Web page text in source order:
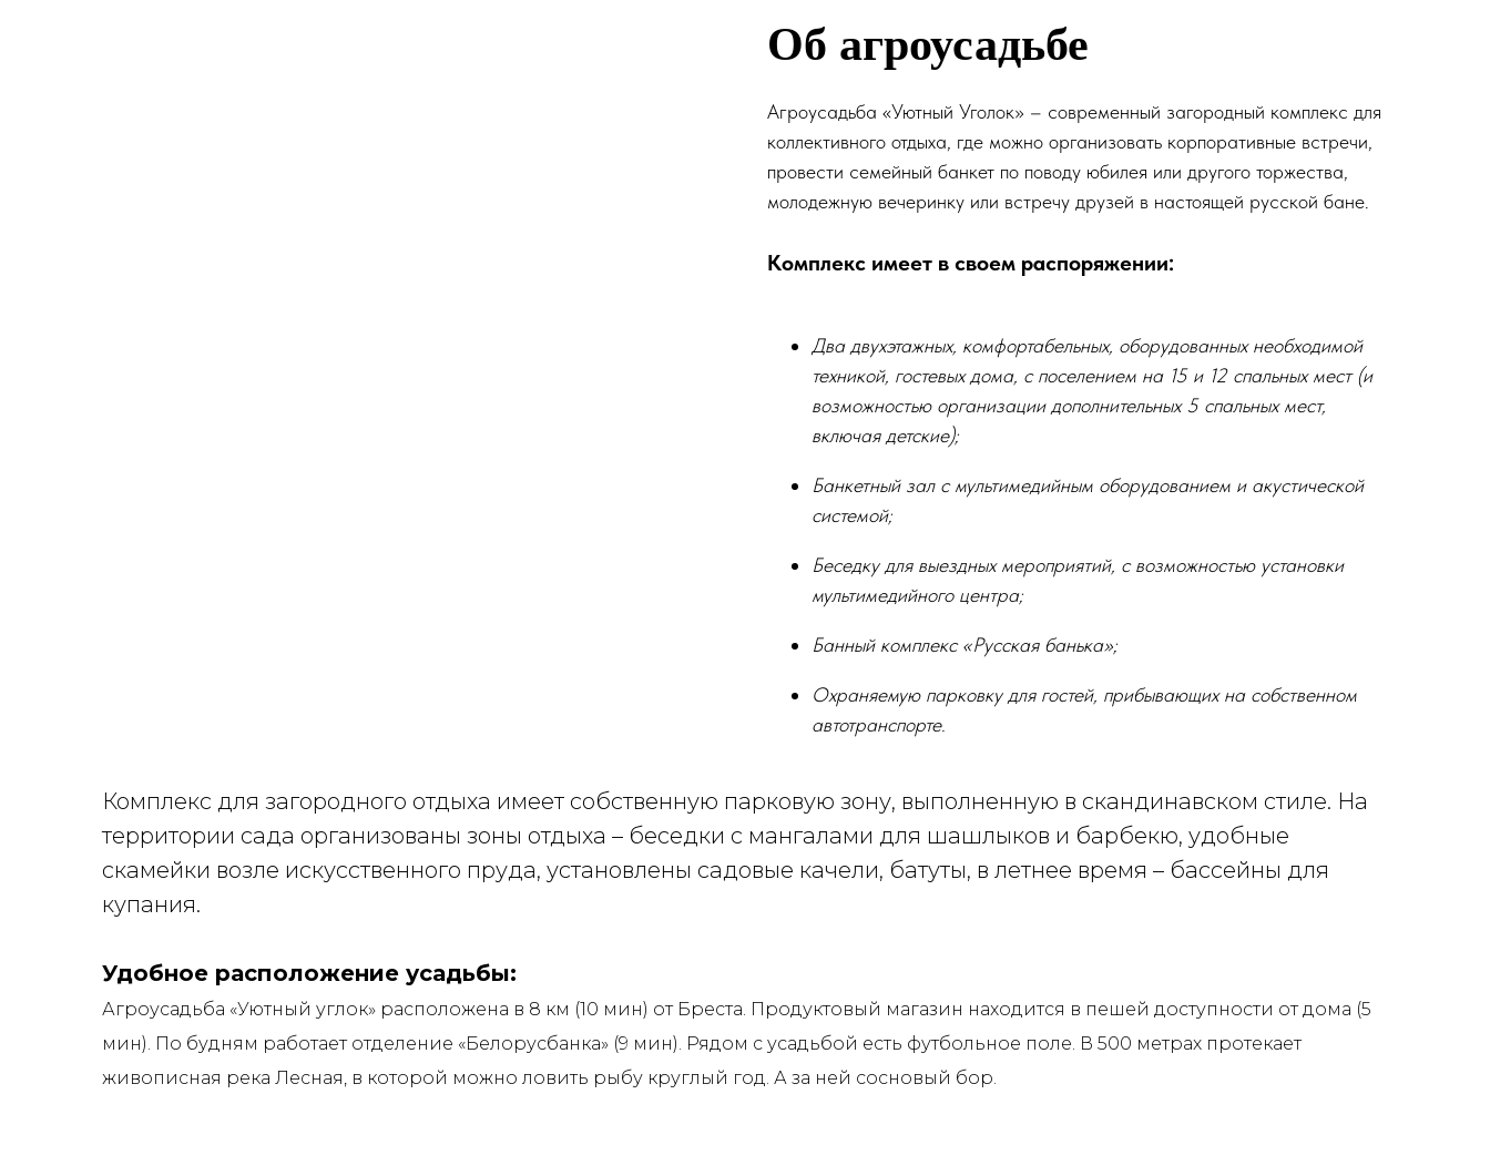
Об агроусадьбе
Агроусадьба «Уютный Уголок» – современный загородный комплекс для
коллективного отдыха, где можно организовать корпоративные встречи,
провести семейный банкет по поводу юбилея или другого торжества,
молодежную вечеринку или встречу друзей в настоящей русской бане.
Комплекс имеет в своем распоряжении:
Два двухэтажных, комфортабельных, оборудованных необходимой
техникой, гостевых дома, с поселением на 15 и 12 спальных мест (и
возможностью организации дополнительных 5 спальных мест,
включая детские);
Банкетный зал с мультимедийным оборудованием и акустической
системой;
Беседку для выездных мероприятий, с возможностью установки
мультимедийного центра;
Банный комплекс «Русская банька»;
Охраняемую парковку для гостей, прибывающих на собственном
автотранспорте.
Комплекс для загородного отдыха имеет собственную парковую зону, выполненную в скандинавском стиле. На
территории сада организованы зоны отдыха – беседки с мангалами для шашлыков и барбекю, удобные
скамейки возле искусственного пруда, установлены садовые качели, батуты, в летнее время – бассейны для
купания.
Удобное расположение усадьбы:
Агроусадьба «Уютный углок» расположена в 8 км (10 мин) от Бреста. Продуктовый магазин находится в пешей доступности от дома (5
мин). По будням работает отделение «Белорусбанка» (9 мин). Рядом с усадьбой есть футбольное поле. В 500 метрах протекает
живописная река Лесная, в которой можно ловить рыбу круглый год. А за ней сосновый бор.